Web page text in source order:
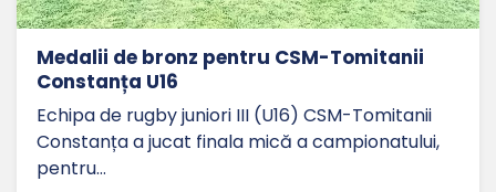
Medalii de bronz pentru CSM-Tomitanii
Constanța U16
Echipa de rugby juniori III (U16) CSM-Tomitanii
Constanța a jucat finala mică a campionatului,
pentru…